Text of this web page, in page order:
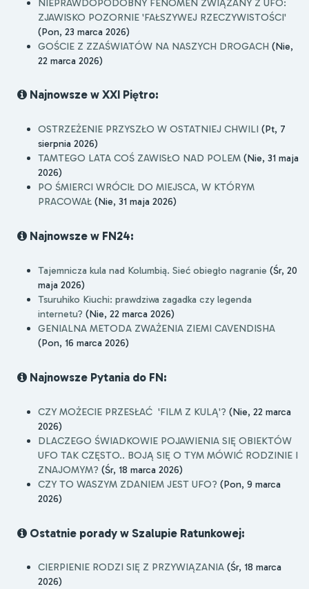
NIEPRAWDOPODOBNY FENOMEN ZWIĄZANY Z UFO:
ZJAWISKO POZORNIE 'FAŁSZYWEJ RZECZYWISTOŚCI'
(Pon, 23 marca 2026)
GOŚCIE Z ZZAŚWIATÓW NA NASZYCH DROGACH (Nie,
22 marca 2026)
Najnowsze w XXI Piętro:
OSTRZEŻENIE PRZYSZŁO W OSTATNIEJ CHWILI (Pt, 7
sierpnia 2026)
TAMTEGO LATA COŚ ZAWISŁO NAD POLEM (Nie, 31 maja
2026)
PO ŚMIERCI WRÓCIŁ DO MIEJSCA, W KTÓRYM
PRACOWAŁ (Nie, 31 maja 2026)
Najnowsze w FN24:
Tajemnicza kula nad Kolumbią. Sieć obiegło nagranie (Śr, 20
maja 2026)
Tsuruhiko Kiuchi: prawdziwa zagadka czy legenda
internetu? (Nie, 22 marca 2026)
GENIALNA METODA ZWAŻENIA ZIEMI CAVENDISHA
(Pon, 16 marca 2026)
Najnowsze Pytania do FN:
CZY MOŻECIE PRZESŁAĆ 'FILM Z KULĄ'? (Nie, 22 marca
2026)
DLACZEGO ŚWIADKOWIE POJAWIENIA SIĘ OBIEKTÓW
UFO TAK CZĘSTO.. BOJĄ SIĘ O TYM MÓWIĆ RODZINIE I
ZNAJOMYM? (Śr, 18 marca 2026)
CZY TO WASZYM ZDANIEM JEST UFO? (Pon, 9 marca
2026)
Ostatnie porady w Szalupie Ratunkowej:
CIERPIENIE RODZI SIĘ Z PRZYWIĄZANIA (Śr, 18 marca
2026)